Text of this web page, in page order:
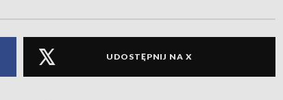
UDOSTĘPNIJ NA X